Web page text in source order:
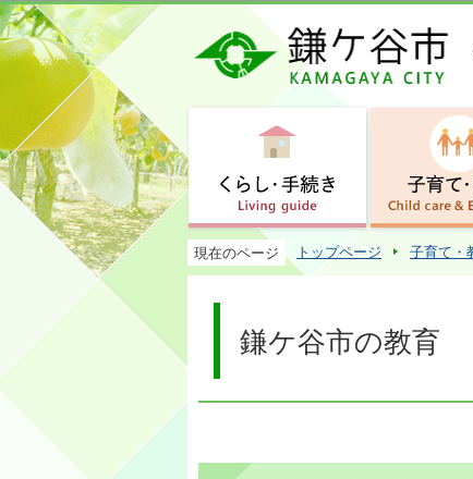
現在のページ トップページ 子育て・
鎌ケ谷市の教育